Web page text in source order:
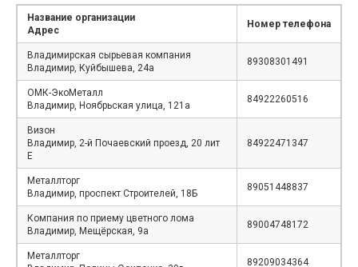
Название организации
Адрес
Номер телефона
Владимирская сырьевая компания
Владимир, Куйбышева, 24а
89308301491
ОМК-ЭкоМеталл
Владимир, Ноябрьская улица, 121а
84922260516
Визон
Владимир, 2-й Почаевский проезд, 20 лит
Е
84922471347
Металлторг
Владимир, проспект Строителей, 18Б
89051448837
Компания по приему цветного лома
Владимир, Мещёрская, 9а
89004748172
Металлторг
89209034364